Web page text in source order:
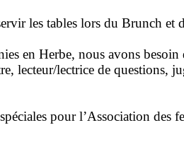
les tables lors du Brunch et
en Herbe, nous avons
lecteur/lectrice de questions,
pour l’Association des